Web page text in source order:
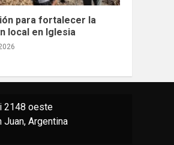
para fortalecer la
local en Iglesia
2148 oeste
Juan, Argentina